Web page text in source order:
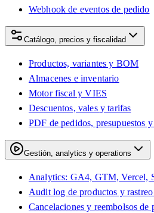
Webhook de eventos de pedido
Catálogo, precios y fiscalidad
Productos, variantes y BOM
Almacenes e inventario
Motor fiscal y VIES
Descuentos, vales y tarifas
PDF de pedidos, presupuestos
Gestión, analytics y operations
Analytics: GA4, GTM, Vercel,
Audit log de productos y
Cancelaciones y reembolsos de